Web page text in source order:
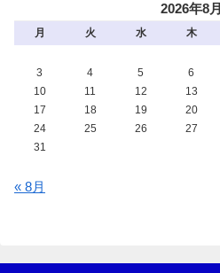
2026年8月
月 火 水 木
3
4 5 6
10
11 12 13
17
18 19 20
24
25 26 27
31
« 8月